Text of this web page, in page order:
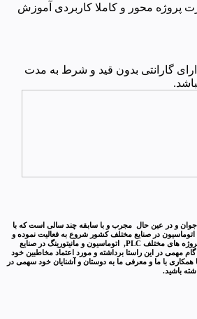
پروژه محور و کاملا کاربردی آموزش
گارانتی بدون قید و شرط به مدت
جوان و در عین حال مجرب و با سابقه چند سالی است که با
در صنایع مختلف کشور شروع به فعالیت نموده و
امروز افتخار این را دارد که با انجام پروژه های مختلف PLC, اتوماسیون و مانیتورینگ در صنایع
مهمی در این راستا برداشته و مورد اعتماد مخاطبین خود
همکاری با ما و معرفی ما به دوستان و آشنایان خود سهمی در
باشید.